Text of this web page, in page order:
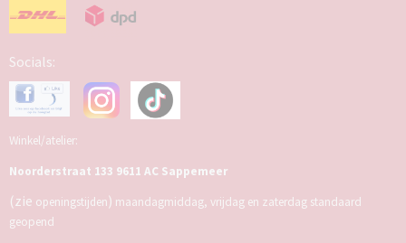
Socials:
Winkel/atelier:
Noorderstraat 133 9611 AC Sappemeer
(zie openingstijden) maandagmiddag, vrijdag en zaterdag standaard
geopend